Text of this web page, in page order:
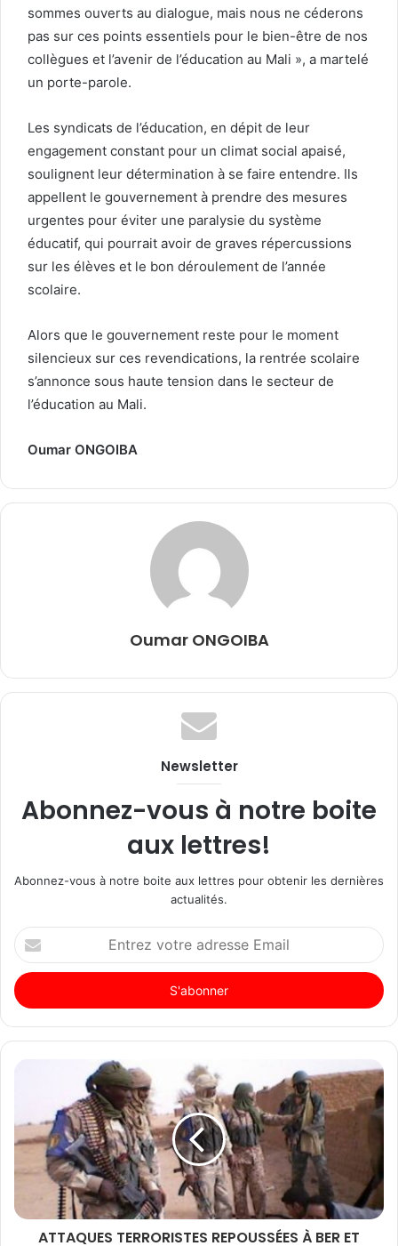
sommes ouverts au dialogue, mais nous ne céderons
pas sur ces points essentiels pour le bien-être de nos
collègues et l’avenir de l’éducation au Mali », a martelé
un porte-parole.
Les syndicats de l’éducation, en dépit de leur
engagement constant pour un climat social apaisé,
soulignent leur détermination à se faire entendre. Ils
appellent le gouvernement à prendre des mesures
urgentes pour éviter une paralysie du système
éducatif, qui pourrait avoir de graves répercussions
sur les élèves et le bon déroulement de l’année
scolaire.
Alors que le gouvernement reste pour le moment
silencieux sur ces revendications, la rentrée scolaire
s’annonce sous haute tension dans le secteur de
l’éducation au Mali.
Oumar ONGOIBA
Oumar ONGOIBA
Newsletter
Abonnez-vous à notre boite
aux lettres!
Abonnez-vous à notre boite aux lettres pour obtenir les dernières
actualités.
Entrez
votre
adresse
Email
ATTAQUES TERRORISTES REPOUSSÉES À BER ET